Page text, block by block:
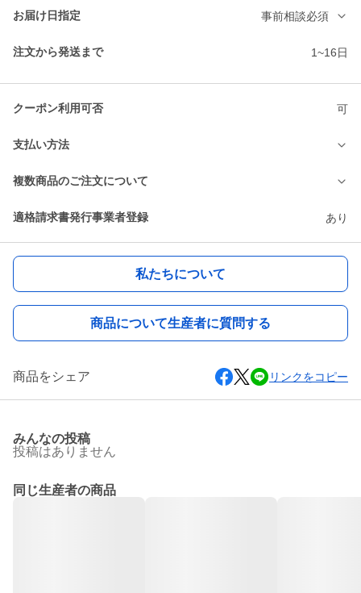
お届け日指定 事前相談必須
注文から発送まで 1~16日
クーポン利用可否 可
支払い方法
複数商品のご注文について
適格請求書発行事業者登録 あり
私たちについて
商品について生産者に質問する
商品をシェア リンクをコピー
みんなの投稿
投稿はありません
同じ生産者の商品